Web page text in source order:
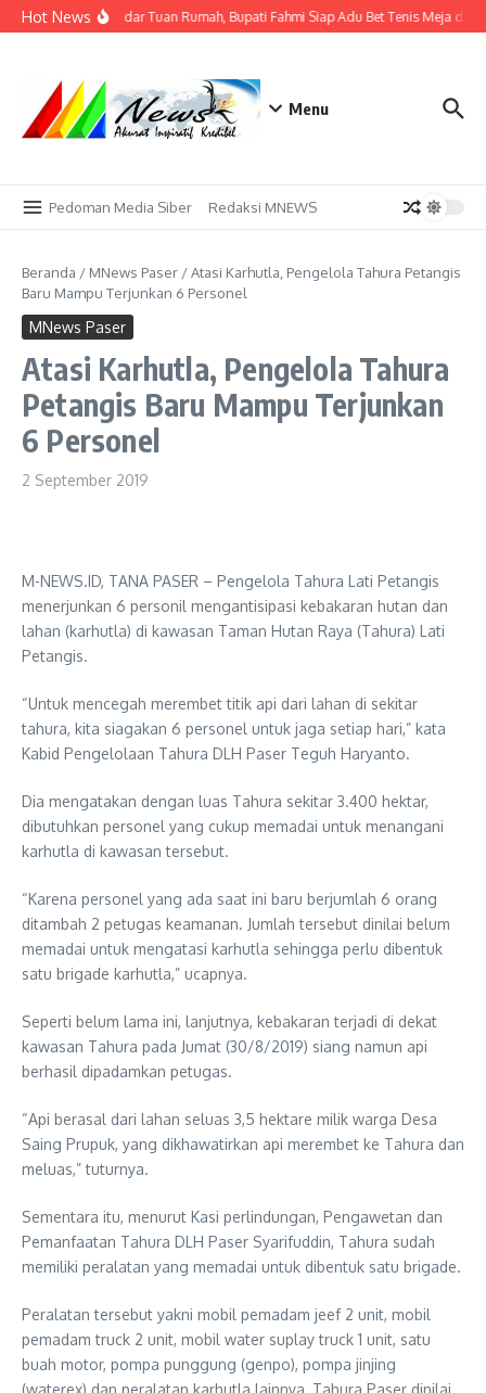
Lewati ke konten
Hot NewsTak Sekadar Tuan Rumah, Bupati Fahmi Siap Adu Bet Tenis Meja
Menu
Pedoman Media Siber Redaksi MNEWS
Beranda / MNews Paser /Atasi Karhutla, Pengelola Tahura Petangis
Baru Mampu Terjunkan 6 Personel
MNews Paser
Atasi Karhutla, Pengelola Tahura
Petangis Baru Mampu Terjunkan
6 Personel
2 September 2019
M-NEWS.ID, TANA PASER – Pengelola Tahura Lati Petangis
menerjunkan 6 personil mengantisipasi kebakaran hutan dan
lahan (karhutla) di kawasan Taman Hutan Raya (Tahura) Lati
Petangis.
“Untuk mencegah merembet titik api dari lahan di sekitar
tahura, kita siagakan 6 personel untuk jaga setiap hari,” kata
Kabid Pengelolaan Tahura DLH Paser Teguh Haryanto.
Dia mengatakan dengan luas Tahura sekitar 3.400 hektar,
dibutuhkan personel yang cukup memadai untuk menangani
karhutla di kawasan tersebut.
“Karena personel yang ada saat ini baru berjumlah 6 orang
ditambah 2 petugas keamanan. Jumlah tersebut dinilai belum
memadai untuk mengatasi karhutla sehingga perlu dibentuk
satu brigade karhutla,” ucapnya.
Seperti belum lama ini, lanjutnya, kebakaran terjadi di dekat
kawasan Tahura pada Jumat (30/8/2019) siang namun api
berhasil dipadamkan petugas.
“Api berasal dari lahan seluas 3,5 hektare milik warga Desa
Saing Prupuk, yang dikhawatirkan api merembet ke Tahura dan
meluas,” tuturnya.
Sementara itu, menurut Kasi perlindungan, Pengawetan dan
Pemanfaatan Tahura DLH Paser Syarifuddin, Tahura sudah
memiliki peralatan yang memadai untuk dibentuk satu brigade.
Peralatan tersebut yakni mobil pemadam jeef 2 unit, mobil
pemadam truck 2 unit, mobil water suplay truck 1 unit, satu
buah motor, pompa punggung (genpo), pompa jinjing
(waterex) dan peralatan karhutla lainnya, Tahura Paser dinilai